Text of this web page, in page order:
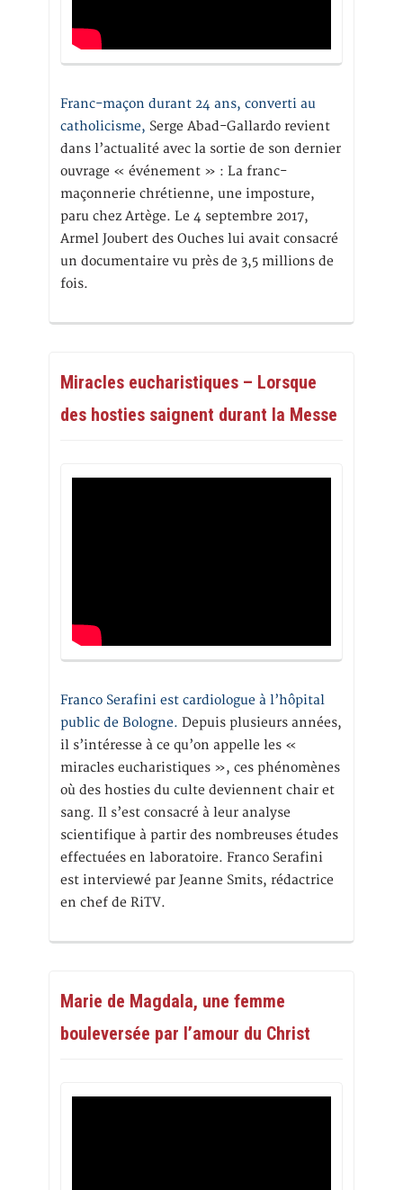
Franc-maçon durant 24 ans, converti au
catholicisme, Serge Abad-Gallardo revient
dans l’actualité avec la sortie de son dernier
ouvrage « événement » : La franc-
maçonnerie chrétienne, une imposture,
paru chez Artège. Le 4 septembre 2017,
Armel Joubert des Ouches lui avait consacré
un documentaire vu près de 3,5 millions de
fois.
Miracles eucharistiques – Lorsque
des hosties saignent durant la Messe
Franco Serafini est cardiologue à l’hôpital
public de Bologne. Depuis plusieurs années,
il s’intéresse à ce qu’on appelle les «
miracles eucharistiques », ces phénomènes
où des hosties du culte deviennent chair et
sang. Il s’est consacré à leur analyse
scientifique à partir des nombreuses études
effectuées en laboratoire. Franco Serafini
est interviewé par Jeanne Smits, rédactrice
en chef de RiTV.
Marie de Magdala, une femme
bouleversée par l’amour du Christ